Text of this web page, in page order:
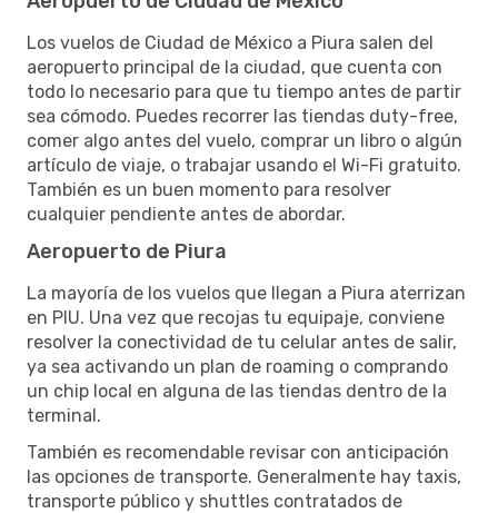
Los vuelos de Ciudad de México a Piura salen del
aeropuerto principal de la ciudad, que cuenta con
todo lo necesario para que tu tiempo antes de partir
sea cómodo. Puedes recorrer las tiendas duty-free,
comer algo antes del vuelo, comprar un libro o algún
artículo de viaje, o trabajar usando el Wi-Fi gratuito.
También es un buen momento para resolver
cualquier pendiente antes de abordar.
Aeropuerto de Piura
La mayoría de los vuelos que llegan a Piura aterrizan
en PIU. Una vez que recojas tu equipaje, conviene
resolver la conectividad de tu celular antes de salir,
ya sea activando un plan de roaming o comprando
un chip local en alguna de las tiendas dentro de la
terminal.
También es recomendable revisar con anticipación
las opciones de transporte. Generalmente hay taxis,
transporte público y shuttles contratados de